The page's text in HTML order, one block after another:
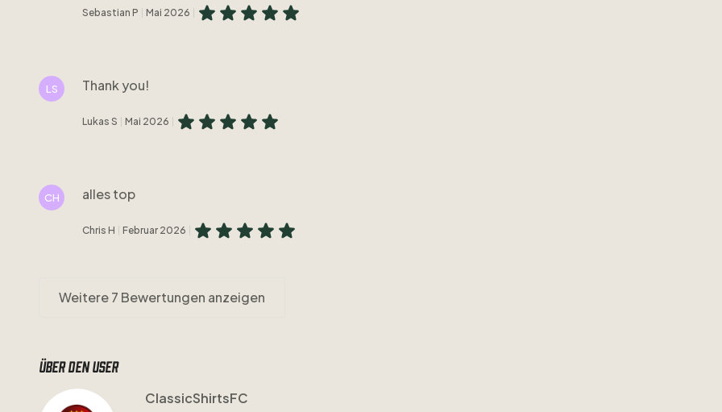
Sebastian P Mai 2026
LS Thank you!
Lukas S Mai 2026
CH alles top
Chris H Februar 2026
Weitere 7 Bewertungen anzeigen
Über den user
ClassicShirtsFC